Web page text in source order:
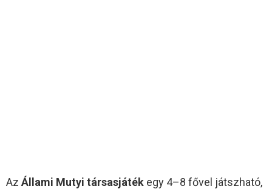
Az Állami Mutyi társasjáték egy 4–8 fővel játszható,